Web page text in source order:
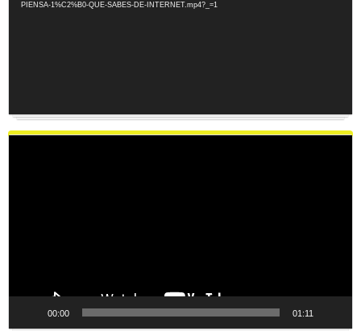
PIENSA-1%C2%B0-QUE-SABES-DE-INTERNET.mp4?_=1
00:00 01:11